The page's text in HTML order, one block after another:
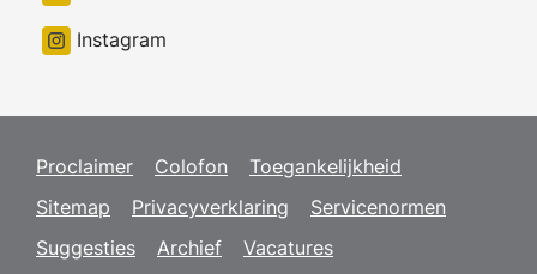
Instagram
Proclaimer Colofon
Toegankelijkheid
Sitemap
Privacyverklaring
Servicenormen
Suggesties
Archief Vacatures